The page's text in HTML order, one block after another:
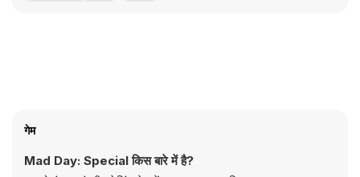
गेम
Mad Day: Special किस बारे में है?